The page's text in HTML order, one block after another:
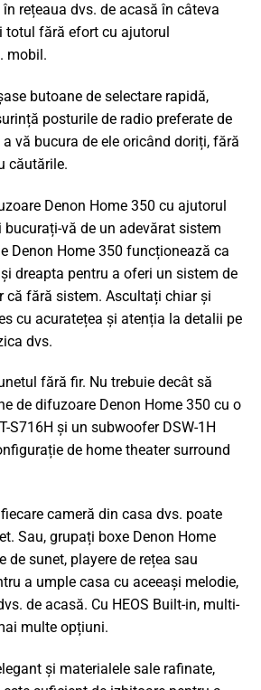
rețeaua dvs. de acasă în câteva
totul fără efort cu ajutorul
mobil.
butoane de selectare rapidă,
posturile de radio preferate de
vă bucura de ele oricând doriți, fără
căutările.
Denon Home 350 cu ajutorul
bucurați-vă de un adevărat sistem
Denon Home 350 funcționează ca
dreapta pentru a oferi un sistem de
că fără sistem. Ascultați chiar și
cu acuratețea și atenția la detalii pe
dvs.
fără fir. Nu trebuie decât să
de difuzoare Denon Home 350 cu o
S716H și un subwoofer DSW-1H
de home theater surround
fiecare cameră din casa dvs. poate
Sau, grupați boxe Denon Home
de sunet, playere de rețea sau
a umple casa cu aceeași melodie,
de acasă. Cu HEOS Built-in, multi-
multe opțiuni.
și materialele sale rafinate,